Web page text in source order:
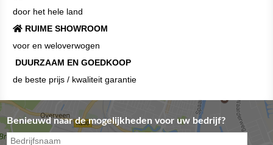
door het hele land
RUIME SHOWROOM
voor en weloverwogen
DUURZAAM EN GOEDKOOP
de beste prijs / kwaliteit garantie
Benieuwd naar de mogelijkheden voor uw bedrijf?